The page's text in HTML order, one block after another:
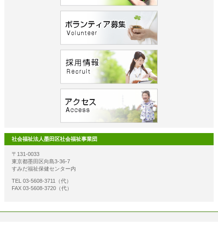
社会福祉法人墨田区社会福祉事業団
〒131-0033
東京都墨田区向島3-36-7
すみだ福祉保健センター内
TEL 03-5608-3711（代）
FAX 03-5608-3720（代）